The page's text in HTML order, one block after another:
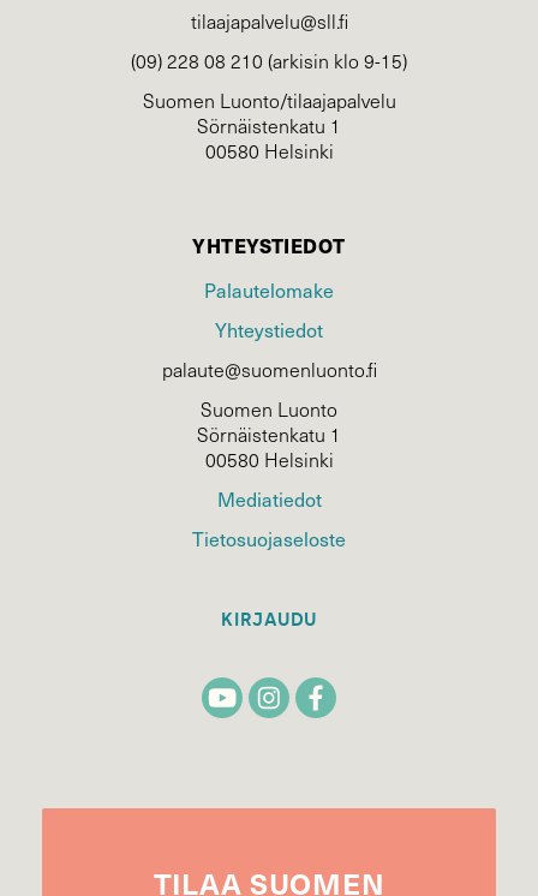
tilaajapalvelu@sll.fi
(09) 228 08 210 (arkisin klo 9-15)
Suomen Luonto/tilaajapalvelu
Sörnäistenkatu 1
00580 Helsinki
YHTEYSTIEDOT
Palautelomake
Yhteystiedot
palaute@suomenluonto.fi
Suomen Luonto
Sörnäistenkatu 1
00580 Helsinki
Mediatiedot
Tietosuojaseloste
KIRJAUDU
TILAA SUOMEN